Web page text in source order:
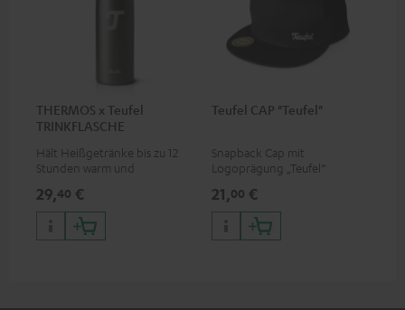
THERMOS x Teufel
TRINKFLASCHE
Hält Heißgetränke bis zu 12
Stunden warm und
Stunden kalt
29,40 €
Teufel CAP "Teufel"
Snapback Cap mit
Logoprägung „Teufel“
21,00 €